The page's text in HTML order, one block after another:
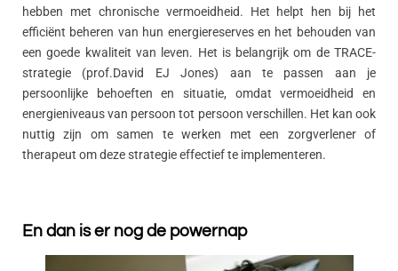
hebben met chronische vermoeidheid. Het helpt hen bij het
efficiënt beheren van hun energiereserves en het behouden van
een goede kwaliteit van leven. Het is belangrijk om de TRACE-
strategie (prof.David EJ Jones) aan te passen aan je
persoonlijke behoeften en situatie, omdat vermoeidheid en
energieniveaus van persoon tot persoon verschillen. Het kan ook
nuttig zijn om samen te werken met een zorgverlener of
therapeut om deze strategie effectief te implementeren.
En dan is er nog de powernap